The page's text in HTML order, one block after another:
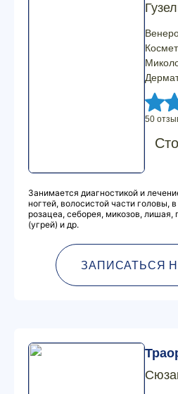
50
Занимается диагностикой и
ногтей, волосистой части головы,
розацеа, себорея, микозов, лишая,
(угрей) и др.
ЗАПИСАТЬСЯ